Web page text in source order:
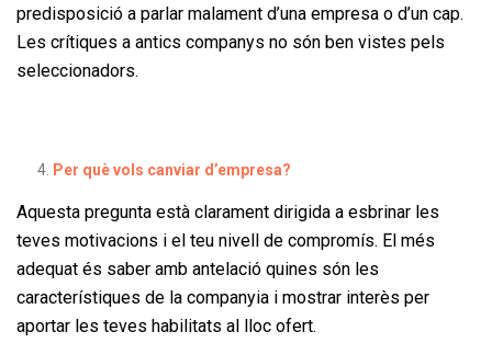
predisposició a parlar malament d’una empresa o d’un cap.
Les crítiques a antics companys no són ben vistes pels
seleccionadors.
Per què vols canviar d’empresa?
Aquesta pregunta està clarament dirigida a esbrinar les
teves motivacions i el teu nivell de compromís. El més
adequat és saber amb antelació quines són les
característiques de la companyia i mostrar interès per
aportar les teves habilitats al lloc ofert.